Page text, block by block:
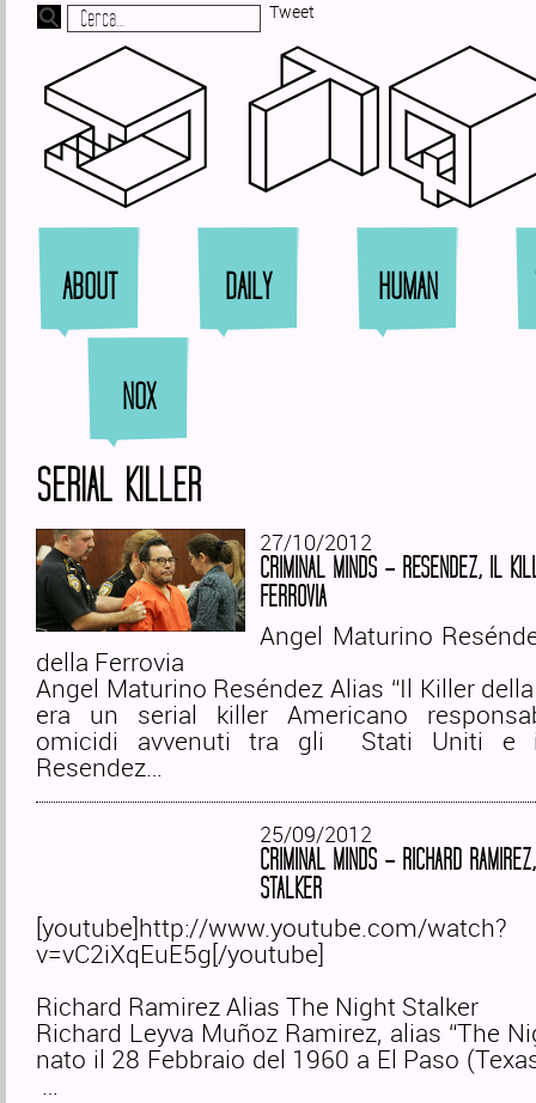
Tweet
ABOUT DAILY HUMAN
NOX
SERIAL KILLER
27/10/2012
CRIMINAL MINDS – RESENDEZ, IL
FERROVIA
Angel Maturino
della Ferrovia
Angel Maturino Reséndez Alias “Il Killer
era un serial killer Americano
omicidi avvenuti tra gli Stati Uniti e
Resendez…
25/09/2012
CRIMINAL MINDS – RICHARD
STALKER
[youtube]http://www.youtube.com/watch?
v=vC2iXqEuE5g[/youtube]
Richard Ramirez Alias The Night Stalker
Richard Leyva Muñoz Ramirez, alias “The
nato il 28 Febbraio del 1960 a El Paso
…